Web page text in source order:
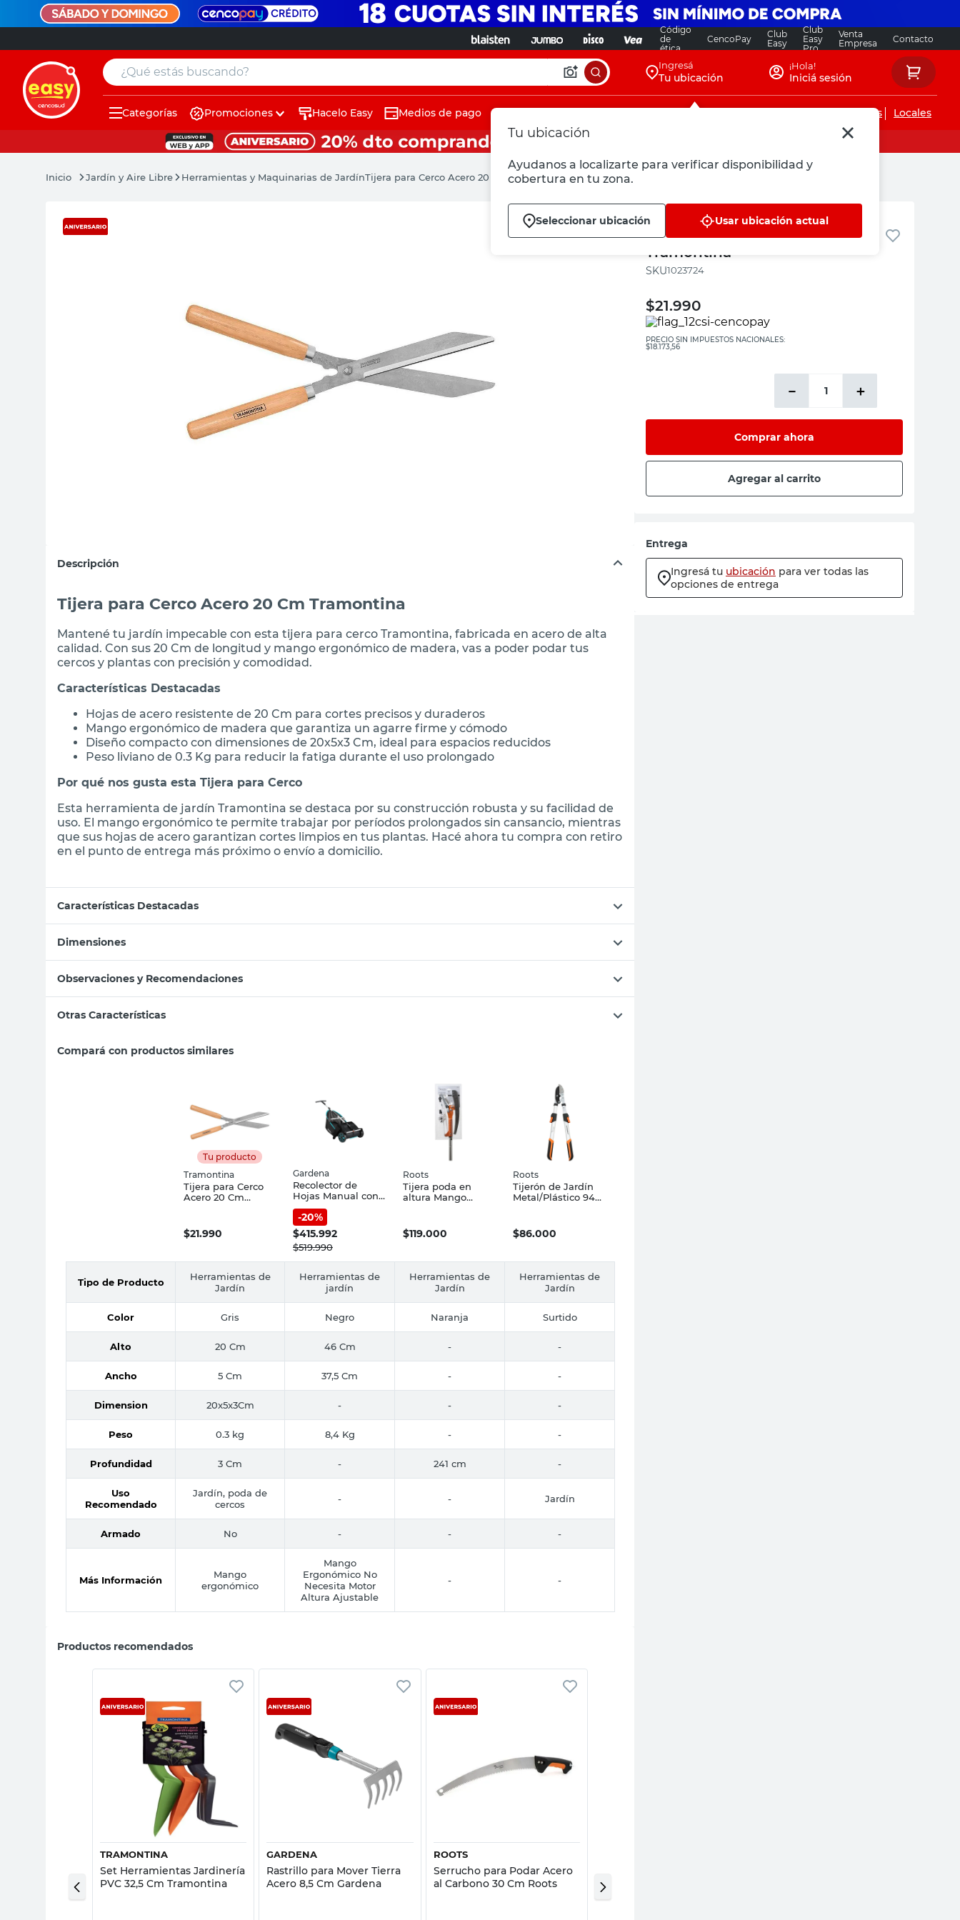
Código
de
ética
CencoPay
Club
Easy
Club
Easy
Pro
Venta
Empresa
Contacto
¿Qué estás buscando? Ingresá
Tu ubicación
Tu ubicación
Ayudanos a localizarte para verificar disponibilidad y
cobertura en tu zona.
Seleccionar ubicación Usar ubicación actual
¡Hola!
Iniciá sesión
Categorías Promociones Hacelo Easy Medios de pago Servicios de instalaciones Locales
Jardín y Aire Libre Herramientas y Maquinarias de JardínTijera para Cerco Acero 20 Cm Tramontina
Descripción
Tijera para Cerco Acero 20 Cm Tramontina
Mantené tu jardín impecable con esta tijera para cerco Tramontina, fabricada en acero de alta
calidad. Con sus 20 Cm de longitud y mango ergonómico de madera, vas a poder podar tus
cercos y plantas con precisión y comodidad.
Características Destacadas
Hojas de acero resistente de 20 Cm para cortes precisos y duraderos
Mango ergonómico de madera que garantiza un agarre firme y cómodo
Diseño compacto con dimensiones de 20x5x3 Cm, ideal para espacios reducidos
Peso liviano de 0.3 Kg para reducir la fatiga durante el uso prolongado
Por qué nos gusta esta Tijera para Cerco
Esta herramienta de jardín Tramontina se destaca por su construcción robusta y su facilidad de
uso. El mango ergonómico te permite trabajar por períodos prolongados sin cansancio, mientras
que sus hojas de acero garantizan cortes limpios en tus plantas. Hacé ahora tu compra con retiro
en el punto de entrega más próximo o envío a domicilio.
Características Destacadas
Dimensiones
Observaciones y Recomendaciones
Otras Características
Compará con productos similares
Tu producto
Tramontina
Tijera para Cerco
Acero 20 Cm
$21.990
Gardena
Recolector de
Hojas Manual con
Ruedas Negro 69
Cm Gardena
-20%
$415.992
$519.990
Roots
Tijera poda en
altura Mango
$119.000
Roots
Tijerón de Jardín
Metal/Plástico 94
$86.000
Tipo de Producto
Herramientas de
Jardín
Herramientas de
jardín
Herramientas de
Jardín
Herramientas de
Jardín
Color Gris Negro Naranja Surtido
Alto 20 Cm 46 Cm - -
Ancho 5 Cm 37,5 Cm - -
Dimension 20x5x3Cm - - -
Peso 0.3 kg 8,4 Kg - -
Profundidad 3 Cm - 241 cm -
Uso
Recomendado
Jardín, poda de
cercos
- - Jardín
Armado No - - -
Más Información
Mango
ergonómico
Mango
Ergonómico No
Necesita Motor
Altura Ajustable
- -
Productos recomendados
Vista rápida
TRAMONTINA
Set Herramientas Jardinería
PVC 32,5 Cm Tramontina
Vista rápida
GARDENA
Rastrillo para Mover Tierra
Acero 8,5 Cm Gardena
ROOTS
Serrucho para Podar Acero
al Carbono 30 Cm Roots
Cm Roots
Tramontina
Tijera para Cerco Acero 20 Cm
Tramontina
:1023724
$21.990
PRECIO SIN IMPUESTOS NACIONALES:
$18.173,56
＋
－
Comprar ahora
Agregar al carrito
Entrega
Ingresá tu ubicación para ver todas las
opciones de entrega
muebles